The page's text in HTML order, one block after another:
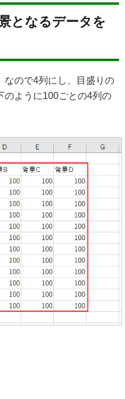
となるデータを
なので4列にし、目盛りの
のように100ごとの4列の